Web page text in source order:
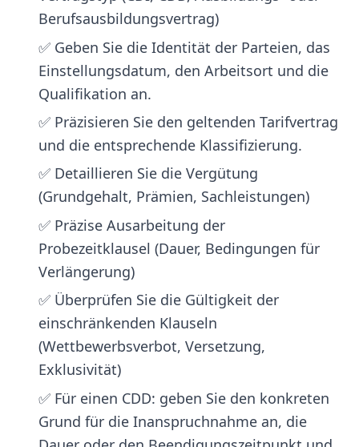
Berufsausbildungsvertrag)
✅ Geben Sie die Identität der Parteien, das
Einstellungsdatum, den Arbeitsort und die
Qualifikation an.
✅ Präzisieren Sie den geltenden Tarifvertrag
und die entsprechende Klassifizierung.
✅ Detaillieren Sie die Vergütung
(Grundgehalt, Prämien, Sachleistungen)
✅ Präzise Ausarbeitung der
Probezeitklausel (Dauer, Bedingungen für
Verlängerung)
✅ Überprüfen Sie die Gültigkeit der
einschränkenden Klauseln
(Wettbewerbsverbot, Versetzung,
Exklusivität)
✅ Für einen CDD: geben Sie den konkreten
Grund für die Inanspruchnahme an, die